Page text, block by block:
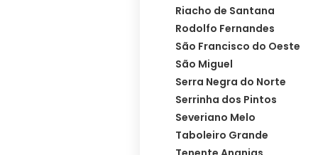
Riacho de Santana
Rodolfo Fernandes
São Francisco do Oeste
São Miguel
Serra Negra do Norte
Serrinha dos Pintos
Severiano Melo
Taboleiro Grande